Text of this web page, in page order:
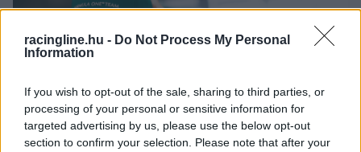
racingline.hu - Do Not Process My Personal
Information
If you wish to opt-out of the sale, sharing to third parties, or
processing of your personal or sensitive information for
targeted advertising by us, please use the below opt-out
section to confirm your selection. Please note that after your